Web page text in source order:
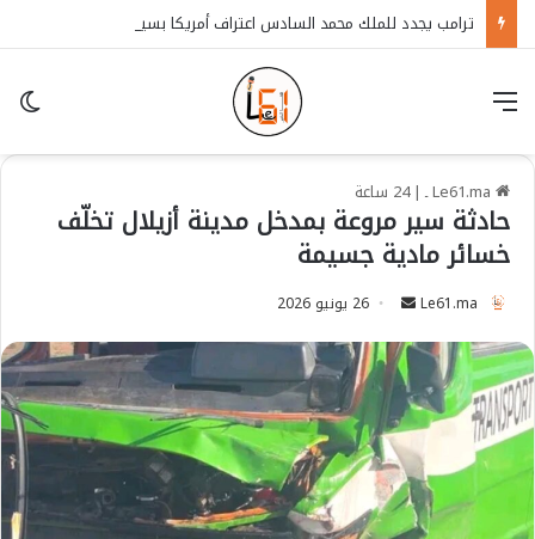
| 24 ساعة
حادثة سير مروعة بمدخل مدينة أزيلال تخلّف
خسائر مادية جسيمة
Le61.ma
n
d
a
n
e
m
a
26 يونيو 2026